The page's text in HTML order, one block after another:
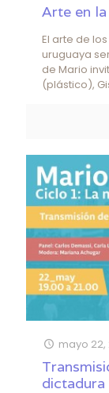
Arte en
El arte de
uruguaya
de Mario
(plástico),
mayo 22,
dictadura